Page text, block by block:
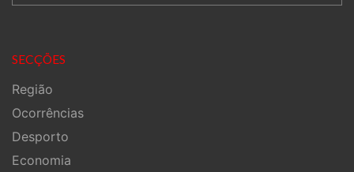
SECÇÕES
Região
Ocorrências
Desporto
Economia